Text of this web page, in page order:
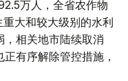
万人，全省农作物
大和较大级别的水利
，相关地市陆续取消
有序解除管控措施，